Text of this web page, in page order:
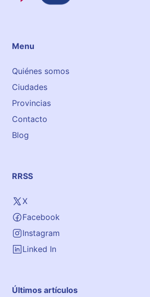
c
i
l
l
m
a
í
Menu
Quiénes somos
Ciudades
Provincias
Contacto
Blog
RRSS
X
Facebook
Instagram
Linked In
Últimos artículos